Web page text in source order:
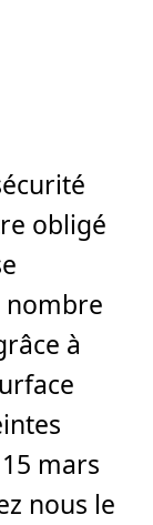
obligé
nombre
à
mars
nous le